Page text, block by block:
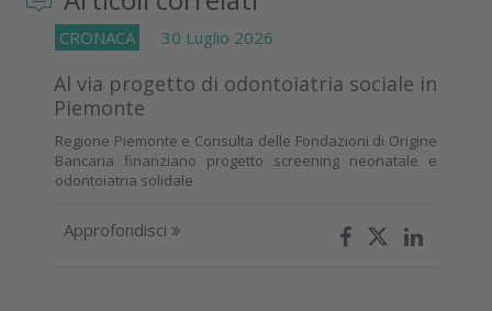
CRONACA 30 Luglio 2026
Al via progetto di odontoiatria sociale in
Piemonte
Regione Piemonte e Consulta delle Fondazioni di Origine
Bancaria finanziano progetto screening neonatale e
odontoiatria solidale
Approfondisci